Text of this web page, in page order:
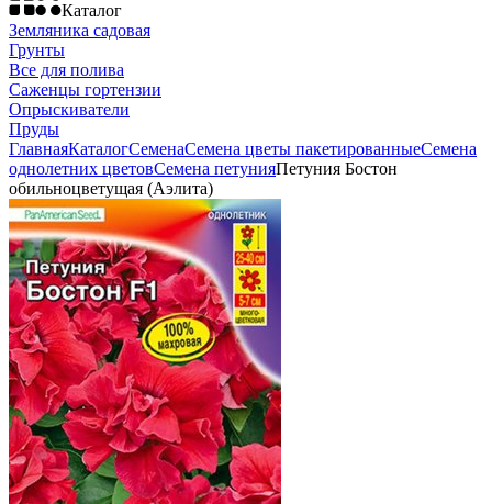
Каталог
Земляника садовая
Грунты
Все для полива
Саженцы гортензии
Опрыскиватели
Пруды
ГлавнаяКаталогСеменаСемена цветы пакетированныеСемена
однолетних цветовСемена петунияПетуния Бостон
обильноцветущая (Аэлита)